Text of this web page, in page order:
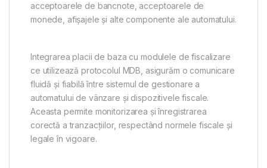
acceptoarele de bancnote, acceptoarele de
monede, afișajele și alte componente ale automatului.
Integrarea placii de baza cu modulele de fiscalizare
ce utilizează protocolul MDB, asigurăm o comunicare
fluidă și fiabilă între sistemul de gestionare a
automatului de vânzare și dispozitivele fiscale.
Aceasta permite monitorizarea și înregistrarea
corectă a tranzacțiilor, respectând normele fiscale și
legale în vigoare.